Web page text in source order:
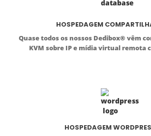
HOSPEDAGEM
Quase todos os nossos Dedibox® vêm
KVM sobre IP e mídia virtual remota
HOSPEDAGEM